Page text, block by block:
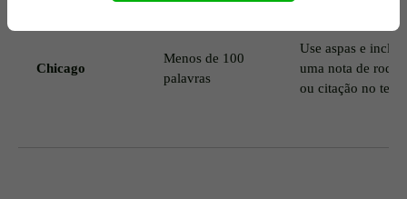
Chicago
Menos de 100
palavras
Use aspas e inclua
uma nota de
ou citação no